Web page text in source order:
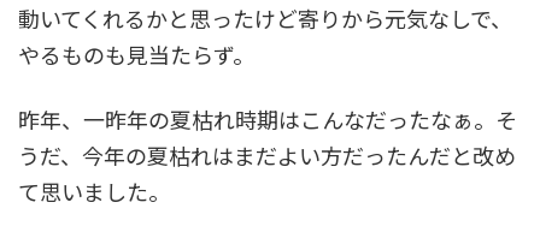
動いてくれるかと思ったけど寄りから元気なしで、
やるものも見当たらず。
昨年、一昨年の夏枯れ時期はこんなだったなぁ。そ
うだ、今年の夏枯れはまだよい方だったんだと改め
て思いました。